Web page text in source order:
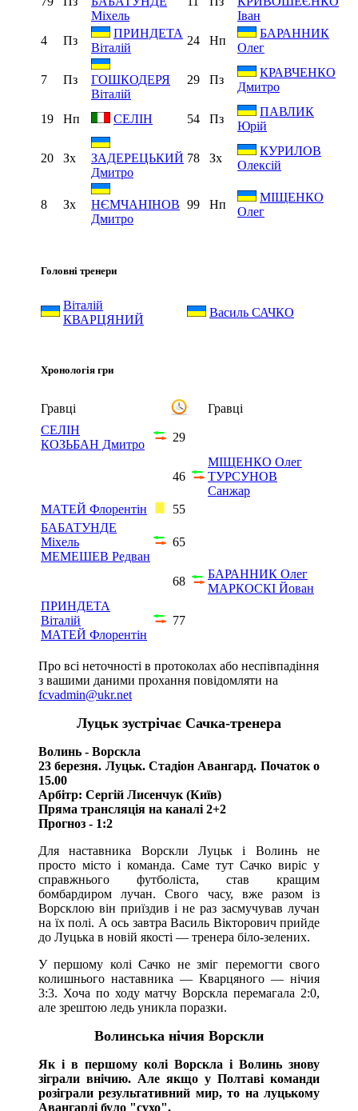
Міхель
Іван
4
Пз
ПРИНДЕТА
Віталій
24 Нп
БАРАННИК
Олег
7 Пз
ГОШКОДЕРЯ
Віталій
29 Пз
КРАВЧЕНКО
Дмитро
19 Нп СЕЛІН 54 Пз
ПАВЛИК
Юрій
20 Зх
ЗАДЕРЕЦЬКИЙ
Дмитро
78 Зх
КУРИЛОВ
Олексій
8 Зх
НЄМЧАНІНОВ
Дмитро
99 Нп
МІЩЕНКО
Олег
Головні тренери
Віталій
КВАРЦЯНИЙ
Василь САЧКО
Хронологія гри
Гравці
Гравці
СЕЛІН
КОЗЬБАН Дмитро
29
46
МІЩЕНКО Олег
ТУРСУНОВ
Санжар
МАТЕЙ Флорентін
55
БАБАТУНДЕ
Міхель
МЕМЕШЕВ Редван
65
68
БАРАННИК Олег
МАРКОСКІ Йован
ПРИНДЕТА
Віталій
МАТЕЙ Флорентін
77
Про всі неточності в протоколах або неспівпадіння
з вашими даними прохання повідомляти на
fcvadmin@ukr.net
Луцьк зустрічає Сачка-тренера
Волинь - Ворскла
23 березня. Луцьк. Стадіон Авангард. Початок о
15.00
Арбітр: Сергій Лисенчук (Київ)
Пряма трансляція на каналі 2+2
Прогноз - 1:2
Для наставника Ворскли Луцьк і Волинь не
просто місто і команда. Саме тут Сачко виріс у
справжнього футболіста, став кращим
бомбардиром лучан. Свого часу, вже разом із
Ворсклою він приїздив і не раз засмучував лучан
на їх полі. А ось завтра Василь Вікторович прийде
до Луцька в новій якості ― тренера біло-зелених.
У першому колі Сачко не зміг перемогти свого
колишнього наставника ― Кварцяного ― нічия
3:3. Хоча по ходу матчу Ворскла перемагала 2:0,
але зрештою ледь уникла поразки.
Волинська нічия Ворскли
Як і в першому колі Ворскла і Волинь знову
зіграли внічию. Але якщо у Полтаві команди
розіграли результативний мир, то на луцькому
Авангарді було "сухо".